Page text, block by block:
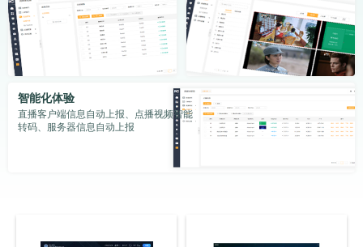
智能化体验
直播客户端信息自动上报、点播视频智能
转码、服务器信息自动上报